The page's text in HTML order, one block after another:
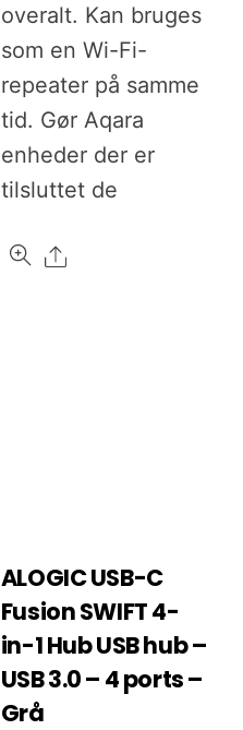
overalt. Kan bruges
som en Wi-Fi-
repeater på samme
tid. Gør Aqara
enheder der er
tilsluttet de
Share
ALOGIC USB-C
Fusion SWIFT 4-
in-1 Hub USB hub –
USB 3.0 – 4 ports –
Grå